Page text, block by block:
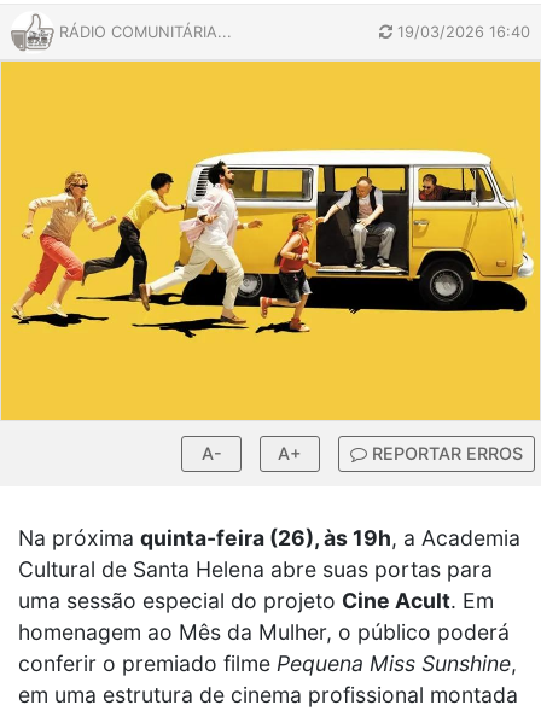
RÁDIO COMUNITÁRIA... 19/03/2026 16:40
A- A+ REPORTAR ERROS
Na próxima quinta-feira (26), às 19h, a Academia
Cultural de Santa Helena abre suas portas para
uma sessão especial do projeto Cine Acult. Em
homenagem ao Mês da Mulher, o público poderá
conferir o premiado filme Pequena Miss Sunshine,
em uma estrutura de cinema profissional montada